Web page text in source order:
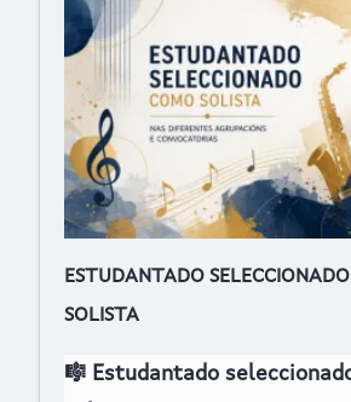
ESTUDANTADO
SOLISTA
🎼 Estudantado